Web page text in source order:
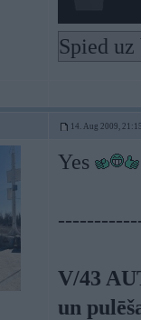
Spied
14. Aug 2009,
Yes
V/43
un